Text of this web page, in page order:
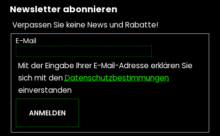
Newsletter abonnieren
Verpassen Sie keine News und Rabatte!
E-Mail
Mit der Eingabe Ihrer E-Mail-Adresse erklären Sie
sich mit denDatenschutzbestimmungen
einverstanden
ANMELDEN